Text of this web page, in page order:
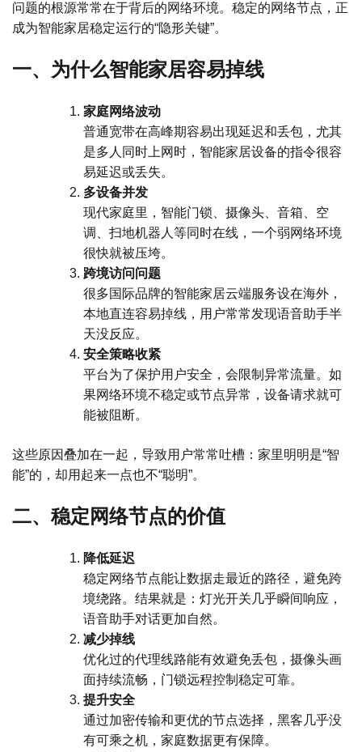
问题的根源常常在于背后的网络环境。稳定的网络节点，正
成为智能家居稳定运行的“隐形关键”。
一、为什么智能家居容易掉线
家庭网络波动
普通宽带在高峰期容易出现延迟和丢包，尤其
是多人同时上网时，智能家居设备的指令很容
易延迟或丢失。
多设备并发
现代家庭里，智能门锁、摄像头、音箱、空
调、扫地机器人等同时在线，一个弱网络环境
很快就被压垮。
跨境访问问题
很多国际品牌的智能家居云端服务设在海外，
本地直连容易掉线，用户常常发现语音助手半
天没反应。
安全策略收紧
平台为了保护用户安全，会限制异常流量。如
果网络环境不稳定或节点异常，设备请求就可
能被阻断。
这些原因叠加在一起，导致用户常常吐槽：家里明明是“智
能”的，却用起来一点也不“聪明”。
二、稳定网络节点的价值
降低延迟
稳定网络节点能让数据走最近的路径，避免跨
境绕路。结果就是：灯光开关几乎瞬间响应，
语音助手对话更加自然。
减少掉线
优化过的代理线路能有效避免丢包，摄像头画
面持续流畅，门锁远程控制稳定可靠。
提升安全
通过加密传输和更优的节点选择，黑客几乎没
有可乘之机，家庭数据更有保障。